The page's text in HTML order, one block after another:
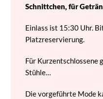
Schnittchen, für
Einlass ist 15:30 Uhr.
Platzreservierung.
Für Kurzentschlossene
Stühle…
Die vorgeführte Mode